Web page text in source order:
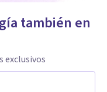
también en
exclusivos